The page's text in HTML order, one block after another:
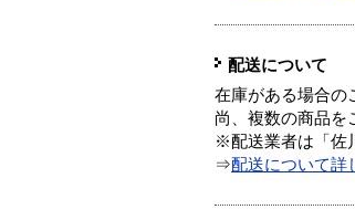
配送について
在庫がある場合の
尚、複数の商品を
※配送業者は「佐
⇒配送について詳